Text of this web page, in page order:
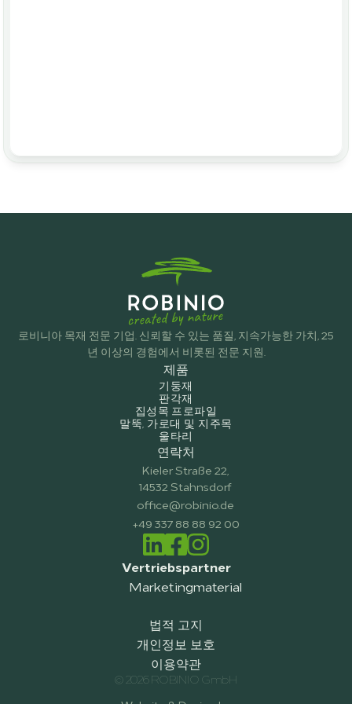
로비니아 목재 전문 기업. 신뢰할 수 있는 품질, 지속가능한 가치, 25
년 이상의 경험에서 비롯된 전문 지원.
연락처
Kieler Straße 22,
14532 Stahnsdorf
office@robinio.de
+49 337 88 88 92 00
Vertriebspartner
Marketingmaterial
제품
기둥재
판각재
집성목 프로파일
말뚝, 가로대 및 지주목
울타리
법적 고지
개인정보 보호
이용약관
© 2026 ROBINIO GmbH